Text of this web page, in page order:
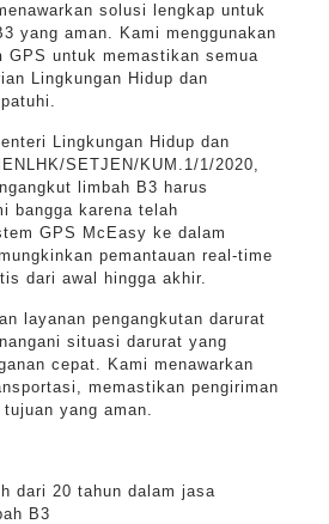
solusi lengkap untuk
yang aman. Kami menggunakan
GPS untuk memastikan semua
Lingkungan Hidup dan
Lingkungan Hidup dan
SETJEN/KUM.1/1/2020,
limbah B3 harus
bangga karena telah
GPS McEasy ke dalam
pemantauan real-time
dari awal hingga akhir.
layanan pengangkutan darurat
situasi darurat yang
cepat. Kami menawarkan
memastikan pengiriman
yang aman.
dari 20 tahun dalam jasa
B3